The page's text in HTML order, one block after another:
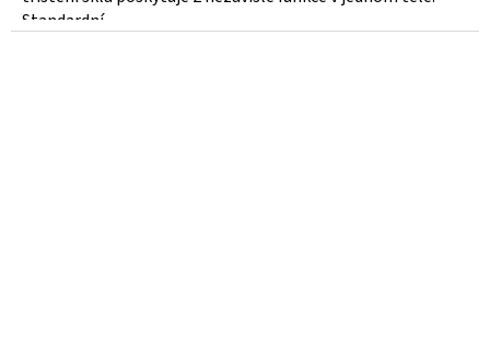
hvězdiček.
Standardní...